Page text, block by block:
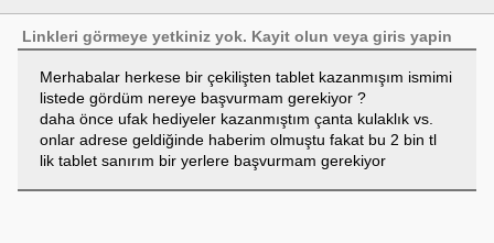
Linkleri görmeye yetkiniz yok. Kayit olun veyagiris yapin
Merhabalar herkese bir çekilişten tablet kazanmışım ismimi
listede gördüm nereye başvurmam gerekiyor ?
daha önce ufak hediyeler kazanmıştım çanta kulaklık vs.
onlar adrese geldiğinde haberim olmuştu fakat bu 2 bin tl
lik tablet sanırım bir yerlere başvurmam gerekiyor